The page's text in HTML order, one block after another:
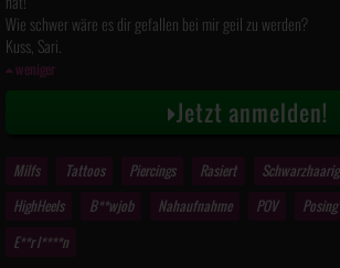
Wie schwer wäre es dir gefallen bei mir geil zu werden?
Kuss, Sari.
weniger
Jetzt anmelden!
Milfs Tattoos Piercings Rasiert Schwarzhaarig
HighHeels
B**wjob Nahaufnahme POV Posing
E**r l****n